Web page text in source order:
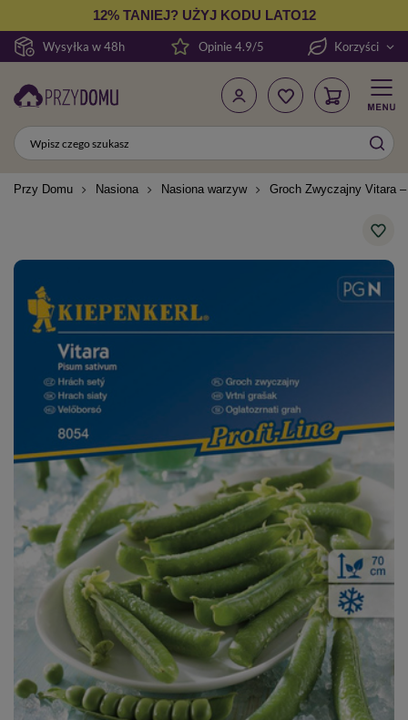
Wysyłka w 48h
12% TANIEJ? UŻYJ KODU LATO12
Opinie 4.9/5 Korzyści
Przy Domu Nasiona Nasiona warzyw Groch Zwyczajny Vitara